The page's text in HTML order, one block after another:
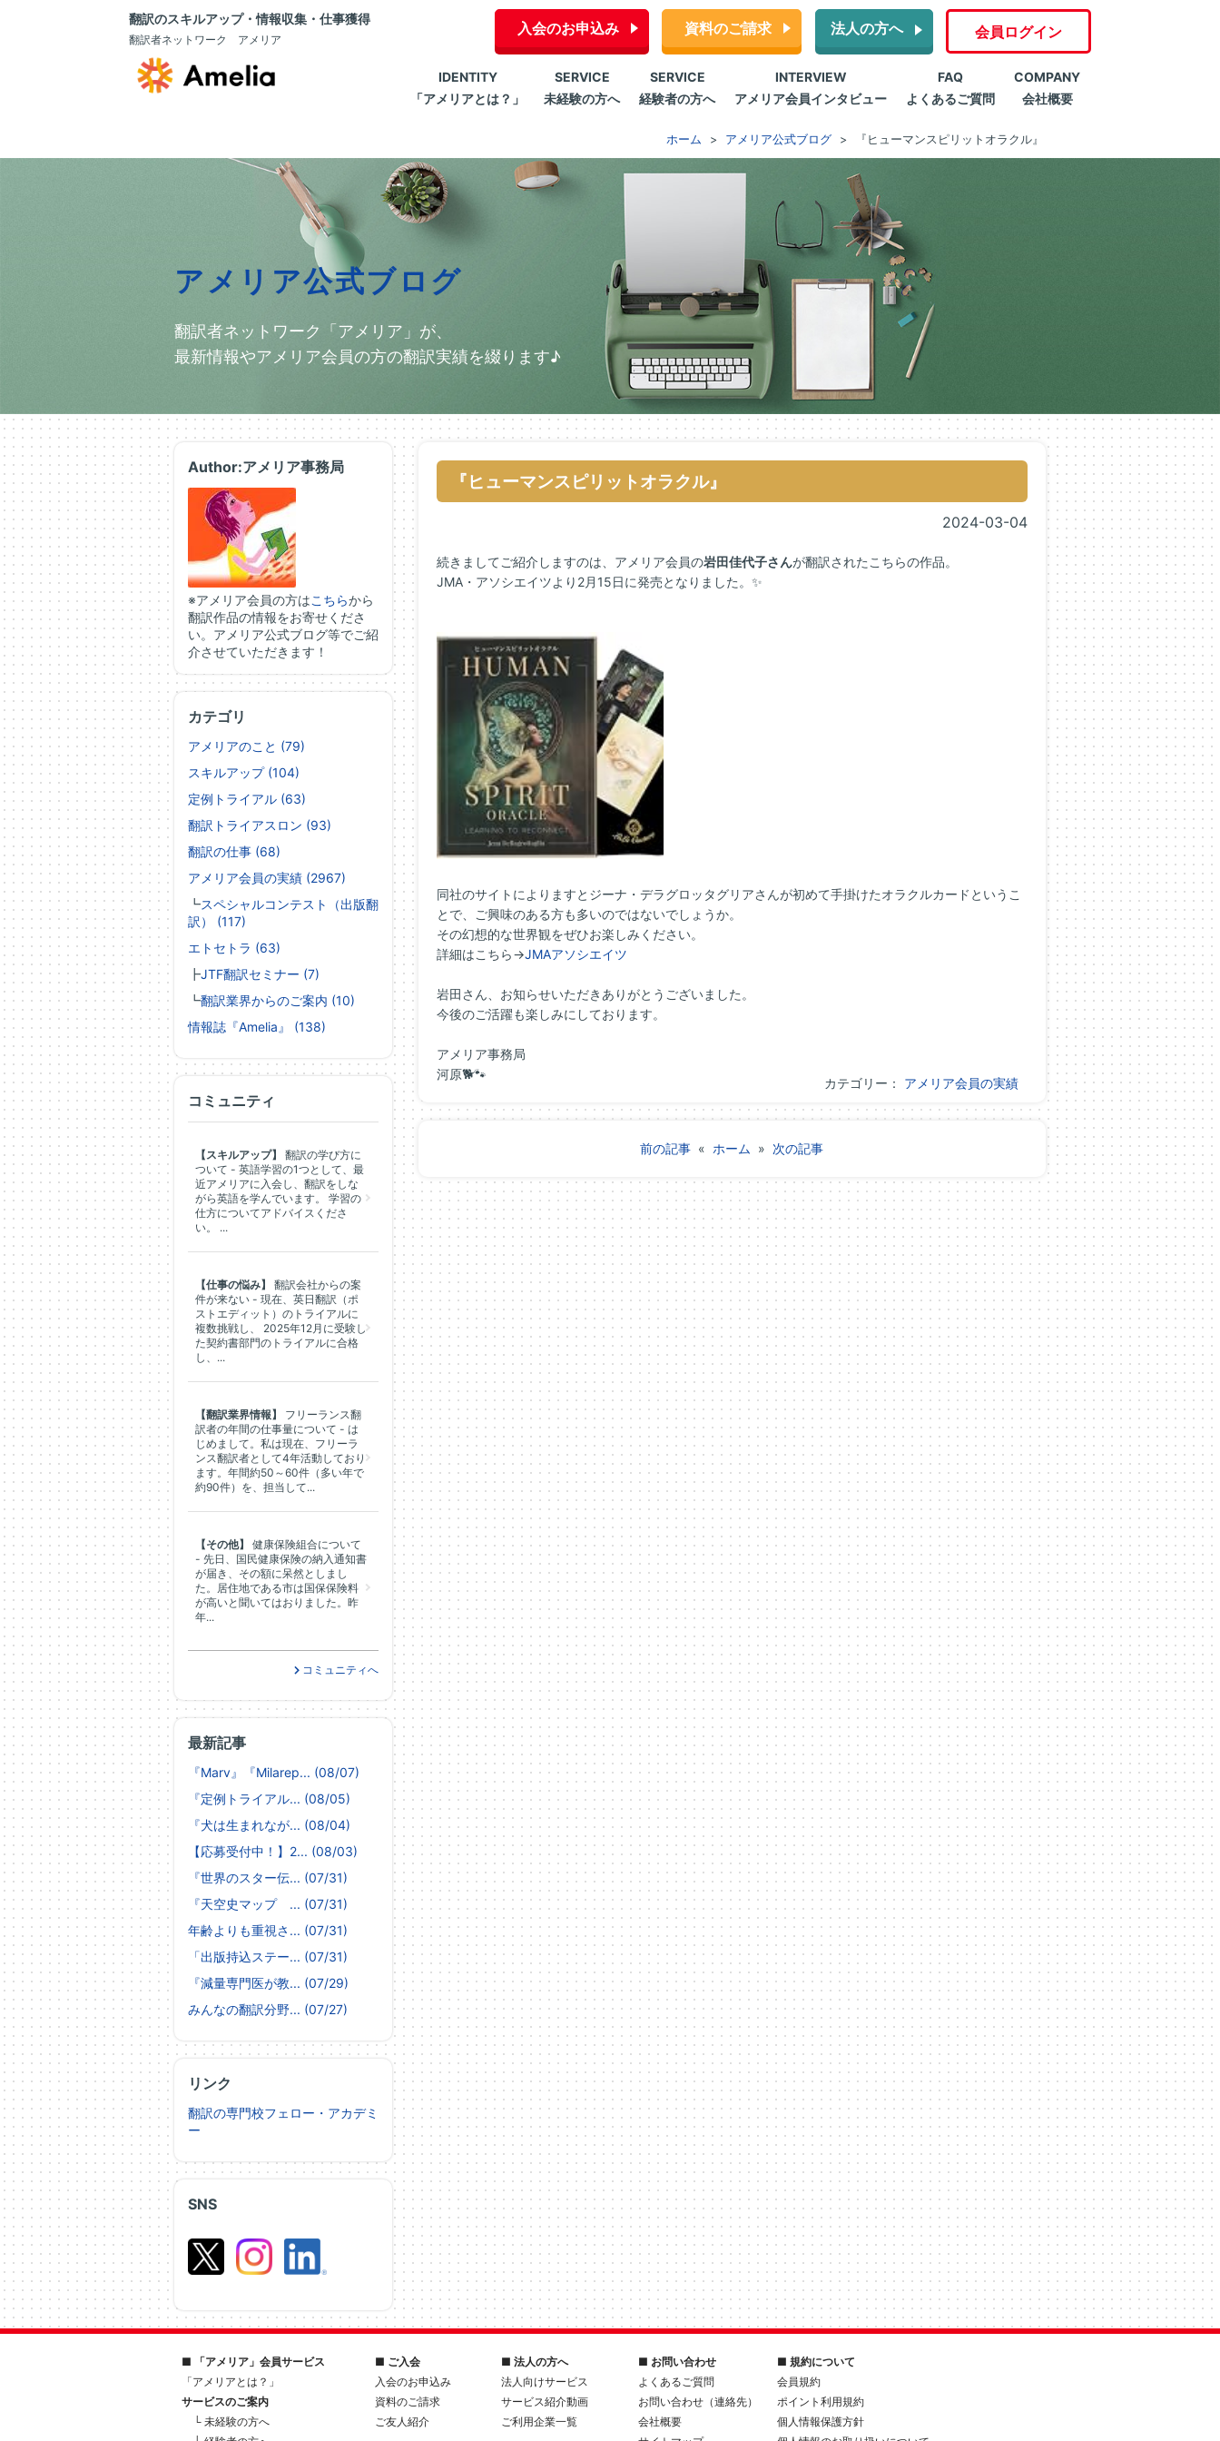
翻訳のスキルアップ・情報収集・仕事獲得
翻訳者ネットワーク アメリア
入会のお申込み 資料のご請求 法人の方へ 会員ログイン
IDENTITY
「アメリアとは？」
SERVICE
未経験の方へ
SERVICE
経験者の方へ
INTERVIEW
アメリア会員インタビュー
FAQ
よくあるご質問
COMPANY
会社概要
ホーム アメリア公式ブログ 『ヒューマンスピリットオラクル』
アメリア公式ブログ
翻訳者ネットワーク「アメリア」が、
最新情報やアメリア会員の方の翻訳実績を綴ります♪
『ヒューマンスピリットオラクル』
2024-03-04
続きましてご紹介しますのは、アメリア会員の岩田佳代子さんが翻訳されたこちらの作品。
JMA・アソシエイツより2月15日に発売となりました。✨
同社のサイトによりますとジーナ・デラグロッタグリアさんが初めて手掛けたオラクルカードというこ
とで、ご興味のある方も多いのではないでしょうか。
その幻想的な世界観をぜひお楽しみください。
詳細はこちら→JMAアソシエイツ
岩田さん、お知らせいただきありがとうございました。
今後のご活躍も楽しみにしております。
アメリア事務局
河原🐕🐾
カテゴリー： アメリア会員の実績
前の記事 « ホーム » 次の記事
Author:アメリア事務局
※アメリア会員の方はこちらから
翻訳作品の情報をお寄せくださ
い。アメリア公式ブログ等でご紹
介させていただきます！
SNS
カテゴリ
アメリアのこと (79)
スキルアップ (104)
定例トライアル (63)
翻訳トライアスロン (93)
翻訳の仕事 (68)
アメリア会員の実績 (2967)
┗スペシャルコンテスト（出版翻
訳） (117)
エトセトラ (63)
┣JTF翻訳セミナー (7)
┗翻訳業界からのご案内 (10)
情報誌『Amelia』 (138)
最新記事
『Marv』『Milarep... (08/07)
『定例トライアル... (08/05)
『犬は生まれなが... (08/04)
【応募受付中！】2... (08/03)
『世界のスター伝... (07/31)
『天空史マップ ... (07/31)
年齢よりも重視さ... (07/31)
「出版持込ステー... (07/31)
『減量専門医が教... (07/29)
みんなの翻訳分野... (07/27)
リンク
翻訳の専門校フェロー・アカデミ
ー
コミュニティ
【スキルアップ】
翻訳の学び方に
ついて - 英語学習の1つとして、最
近アメリアに入会し、翻訳をしな
がら英語を学んでいます。 学習の
仕方についてアドバイスくださ
い。 ...
【仕事の悩み】
翻訳会社からの案
件が来ない - 現在、英日翻訳（ポ
ストエディット）のトライアルに
複数挑戦し、 2025年12月に受験し
た契約書部門のトライアルに合格
し、...
【翻訳業界情報】
フリーランス翻
訳者の年間の仕事量について - は
じめまして。私は現在、フリーラ
ンス翻訳者として4年活動しており
ます。年間約50～60件（多い年で
約90件）を、担当して...
【その他】
健康保険組合について
- 先日、国民健康保険の納入通知書
が届き、その額に呆然としまし
た。居住地である市は国保保険料
が高いと聞いてはおりました。昨
年...
コミュニティへ
■ 「アメリア」会員サービス
「アメリアとは？」
サービスのご案内
└ 未経験の方へ
■ ご入会
入会のお申込み
資料のご請求
ご友人紹介
■ 法人の方へ
法人向けサービス
サービス紹介動画
ご利用企業一覧
■ お問い合わせ
よくあるご質問
お問い合わせ（連絡先）
会社概要
■ 規約について
会員規約
ポイント利用規約
個人情報保護方針